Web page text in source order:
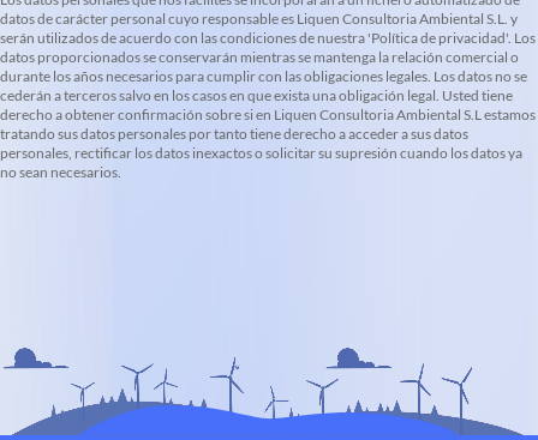
datos de carácter personal cuyo responsable es Liquen Consultoria Ambiental S.L. y
serán utilizados de acuerdo con las condiciones de nuestra 'Política de privacidad'. Los
datos proporcionados se conservarán mientras se mantenga la relación comercial o
durante los años necesarios para cumplir con las obligaciones legales. Los datos no se
cederán a terceros salvo en los casos en que exista una obligación legal. Usted tiene
derecho a obtener confirmación sobre si en Liquen Consultoria Ambiental S.L estamos
tratando sus datos personales por tanto tiene derecho a acceder a sus datos
personales, rectificar los datos inexactos o solicitar su supresión cuando los datos ya
no sean necesarios.